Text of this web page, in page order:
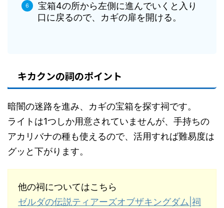
宝箱4の所から左側に進んでいくと入り
口に戻るので、カギの扉を開ける。
キカクンの祠のポイント
暗闇の迷路を進み、カギの宝箱を探す祠です。
ライトは1つしか用意されていませんが、手持ちの
アカリバナの種も使えるので、活用すれば難易度は
グッと下がります。
他の祠についてはこちら
ゼルダの伝説ティアーズオブザキングダム|祠